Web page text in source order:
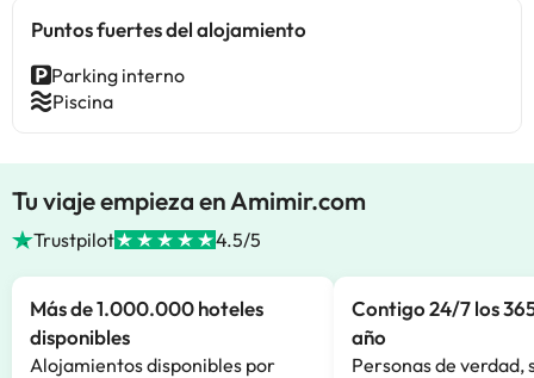
Puntos fuertes del alojamiento
Parking interno
Piscina
Tu viaje empieza en Amimir.com
Trustpilot 4.5/5
Más de 1.000.000 hoteles
disponibles
Alojamientos disponibles por
Contigo 24/7 los
año
Personas de verdad,